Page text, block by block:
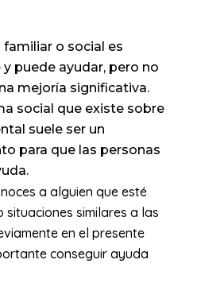
familiar o social es
puede ayudar, pero no
mejoría significativa.
social que existe sobre
suele ser un
para que las personas
a alguien que esté
similares a las
en el presente
conseguir ayuda